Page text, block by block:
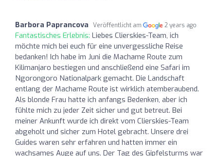
Barbora Paprancova Veröffentlicht am 2 years ago
Fantastisches Erlebnis: Liebes Clierskies-Team, ich
möchte mich bei euch für eine unvergessliche Reise
bedanken! Ich habe im Juni die Machame Route zum
Kilimanjaro bestiegen und anschließend eine Safari im
Ngorongoro Nationalpark gemacht. Die Landschaft
entlang der Machame Route ist wirklich atemberaubend.
Als blonde Frau hatte ich anfangs Bedenken, aber ich
fühlte mich zu jeder Zeit sicher und gut betreut. Bei
meiner Ankunft wurde ich direkt vom Clierskies-Team
abgeholt und sicher zum Hotel gebracht. Unsere drei
Guides waren sehr erfahren und hatten immer ein
wachsames Auge auf uns. Der Tag des Gipfelsturms war